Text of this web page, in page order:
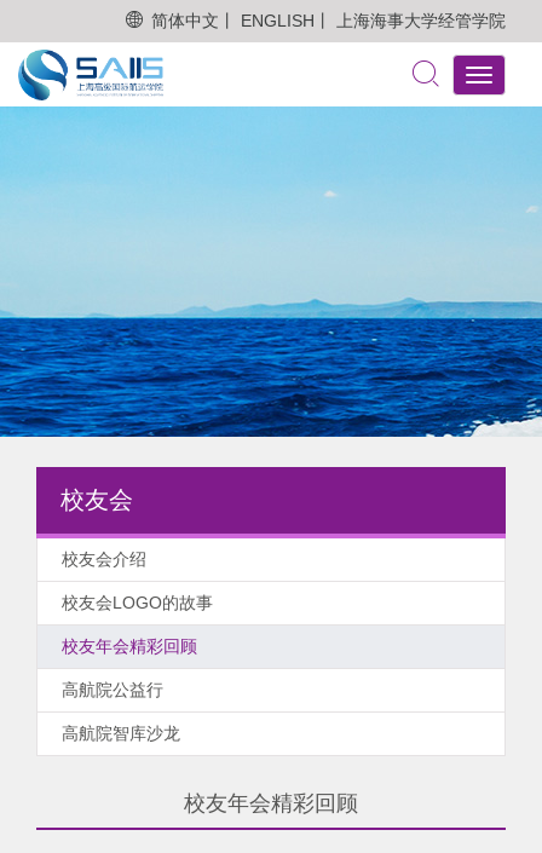
简体中文丨 ENGLISH丨 上海海事大学经管学院
Toggle
校友会
校友会介绍
校友会LOGO的故事
校友年会精彩回顾
高航院公益行
高航院智库沙龙
校友年会精彩回顾